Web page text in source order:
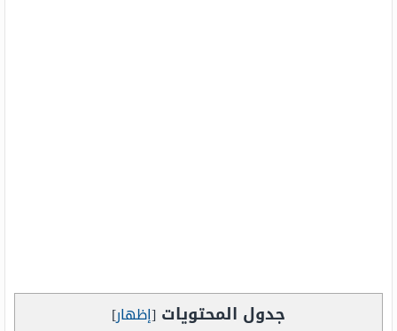
جدول المحتويات [إظهار]